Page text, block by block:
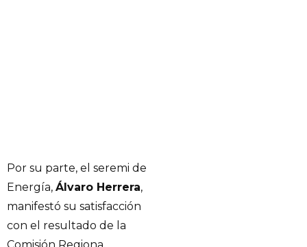
Por su parte, el seremi de
Energía, Álvaro Herrera,
manifestó su satisfacción
con el resultado de la